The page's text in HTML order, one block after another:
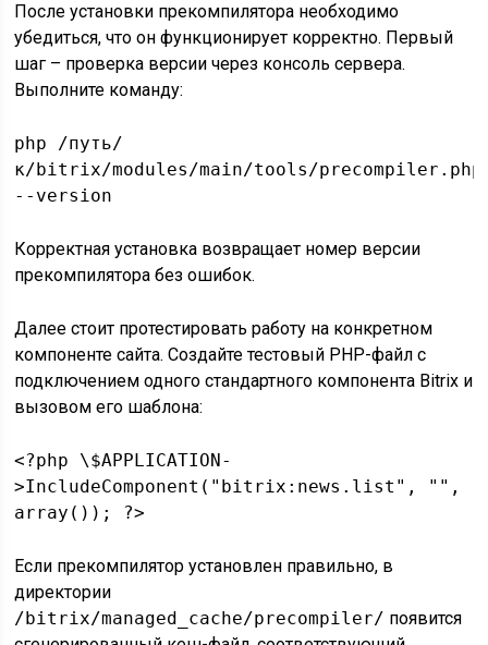
После установки прекомпилятора необходимо
убедиться, что он функционирует корректно. Первый
шаг – проверка версии через консоль сервера.
Выполните команду:
php /путь/
к/bitrix/modules/main/tools/precompiler.php
--version
Корректная установка возвращает номер версии
прекомпилятора без ошибок.
Далее стоит протестировать работу на конкретном
компоненте сайта. Создайте тестовый PHP-файл с
подключением одного стандартного компонента Bitrix и
вызовом его шаблона:
<?php \$APPLICATION-
>IncludeComponent("bitrix:news.list", "",
array()); ?>
Если прекомпилятор установлен правильно, в
директории
/bitrix/managed_cache/precompiler/ появится